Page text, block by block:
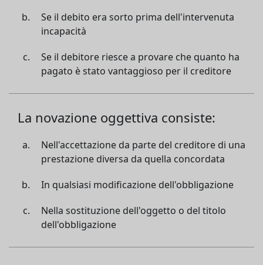
Se il debito era sorto prima dell'intervenuta
incapacità
Se il debitore riesce a provare che quanto ha
pagato è stato vantaggioso per il creditore
La novazione oggettiva consiste:
Nell'accettazione da parte del creditore di una
prestazione diversa da quella concordata
In qualsiasi modificazione dell'obbligazione
Nella sostituzione dell'oggetto o del titolo
dell'obbligazione